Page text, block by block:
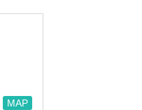
MAP